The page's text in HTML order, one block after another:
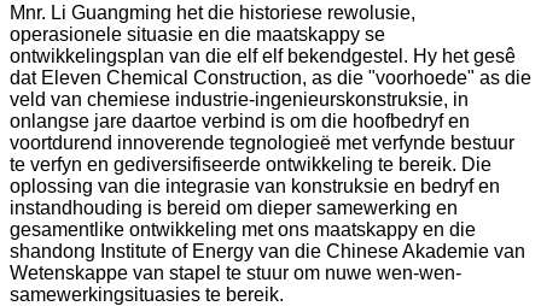
Mnr. Li Guangming het die historiese rewolusie,
operasionele situasie en die maatskappy se
ontwikkelingsplan van die elf elf bekendgestel. Hy het gesê
dat Eleven Chemical Construction, as die "voorhoede" as die
veld van chemiese industrie-ingenieurskonstruksie, in
onlangse jare daartoe verbind is om die hoofbedryf en
voortdurend innoverende tegnologieë met verfynde bestuur
te verfyn en gediversifiseerde ontwikkeling te bereik. Die
oplossing van die integrasie van konstruksie en bedryf en
instandhouding is bereid om dieper samewerking en
gesamentlike ontwikkeling met ons maatskappy en die
shandong Institute of Energy van die Chinese Akademie van
Wetenskappe van stapel te stuur om nuwe wen-wen-
samewerkingsituasies te bereik.